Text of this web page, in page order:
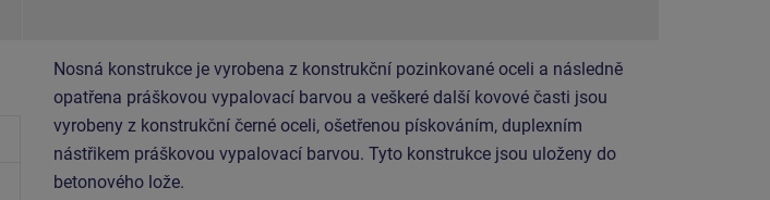
Nosná konstrukce je vyrobena z konstrukční pozinkované oceli a následně
opatřena práškovou vypalovací barvou a veškeré další kovové časti jsou
vyrobeny z konstrukční černé oceli, ošetřenou pískováním, duplexním
nástřikem práškovou vypalovací barvou. Tyto konstrukce jsou uloženy do
betonového lože.